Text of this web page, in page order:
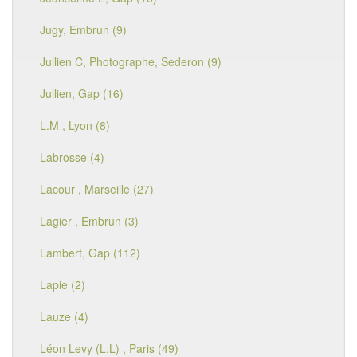
Jugy, Embrun (9)
Jullien C, Photographe, Sederon (9)
Jullien, Gap (16)
L.M , Lyon (8)
Labrosse (4)
Lacour , Marseille (27)
Lagier , Embrun (3)
Lambert, Gap (112)
Lapie (2)
Lauze (4)
Léon Levy (L.L) , Paris (49)